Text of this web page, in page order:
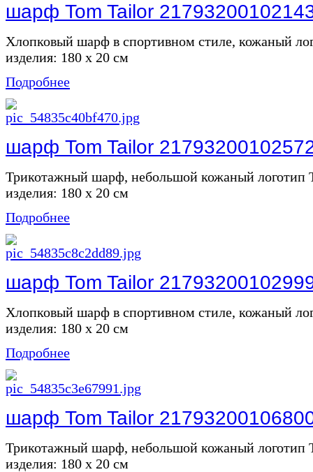
шарф Tom Tailor
Хлопковый шарф в спортивном стиле, кожаный
изделия: 180 х 20 см
Подробнее
шарф Tom Tailor
Трикотажный шарф, небольшой кожаный логотип
изделия: 180 х 20 см
Подробнее
шарф Tom Tailor
Хлопковый шарф в спортивном стиле, кожаный
изделия: 180 х 20 см
Подробнее
шарф Tom Tailor
Трикотажный шарф, небольшой кожаный логотип
изделия: 180 х 20 см